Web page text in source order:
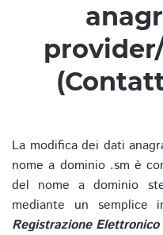
La modifica dei dati
nome a dominio .sm è
del nome a dominio
mediante un semplice
Registrazione Elettronico